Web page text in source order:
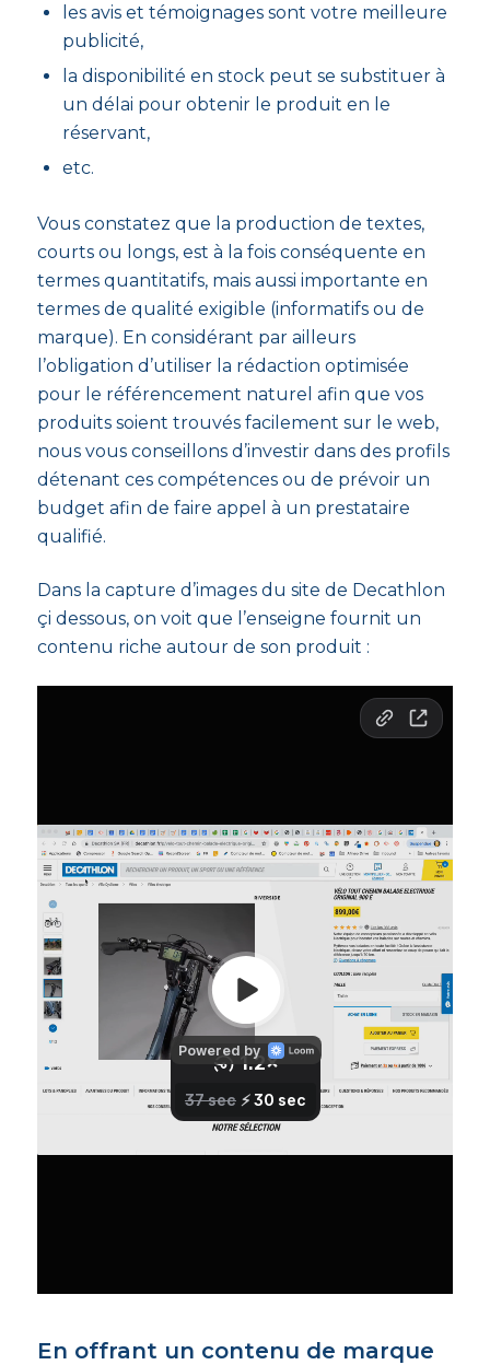
les avis et témoignages sont votre meilleure
publicité,
la disponibilité en stock peut se substituer à
un délai pour obtenir le produit en le
réservant,
etc.
Vous constatez que la production de textes,
courts ou longs, est à la fois conséquente en
termes quantitatifs, mais aussi importante en
termes de qualité exigible (informatifs ou de
marque). En considérant par ailleurs
l’obligation d’utiliser la rédaction optimisée
pour le référencement naturel afin que vos
produits soient trouvés facilement sur le web,
nous vous conseillons d’investir dans des profils
détenant ces compétences ou de prévoir un
budget afin de faire appel à un prestataire
qualifié.
Dans la capture d’images du site de Decathlon
çi dessous, on voit que l’enseigne fournit un
contenu riche autour de son produit :
En offrant un contenu de marque